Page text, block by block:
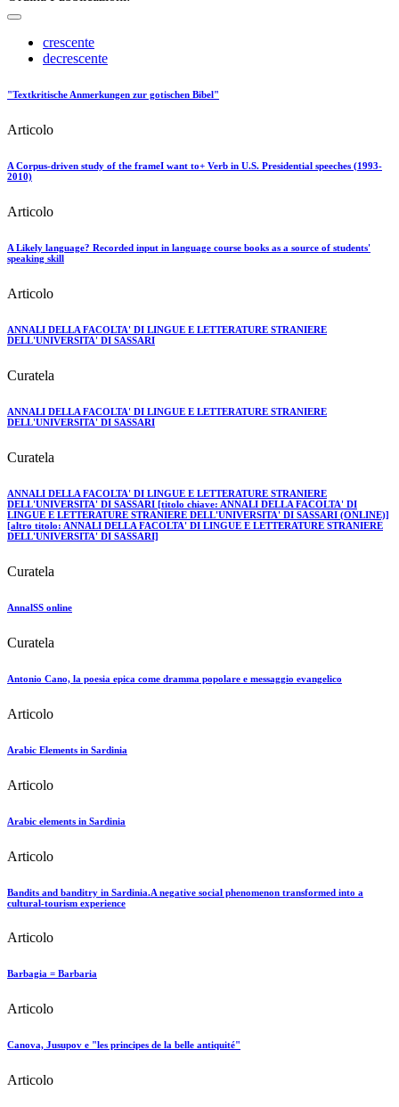
crescente
decrescente
"Textkritische Anmerkungen zur gotischen Bibel"
Articolo
A Corpus-driven study of the frameI want to+ Verb in U.S. Presidential speeches (1993-
2010)
Articolo
A Likely language? Recorded input in language course books as a source of students'
speaking skill
Articolo
ANNALI DELLA FACOLTA' DI LINGUE E LETTERATURE STRANIERE
DELL'UNIVERSITA' DI SASSARI
Curatela
ANNALI DELLA FACOLTA' DI LINGUE E LETTERATURE STRANIERE
DELL'UNIVERSITA' DI SASSARI
Curatela
ANNALI DELLA FACOLTA' DI LINGUE E LETTERATURE STRANIERE
DELL'UNIVERSITA' DI SASSARI [titolo chiave: ANNALI DELLA FACOLTA' DI
LINGUE E LETTERATURE STRANIERE DELL'UNIVERSITA' DI SASSARI (ONLINE)]
[altro titolo: ANNALI DELLA FACOLTA' DI LINGUE E LETTERATURE STRANIERE
DELL'UNIVERSITA' DI SASSARI]
Curatela
AnnalSS online
Curatela
Antonio Cano, la poesia epica come dramma popolare e messaggio evangelico
Articolo
Arabic Elements in Sardinia
Articolo
Arabic elements in Sardinia
Articolo
Bandits and banditry in Sardinia.A negative social phenomenon transformed into a
cultural-tourism experience
Articolo
Barbagia = Barbaria
Articolo
Canova, Jusupov e "les principes de la belle antiquité"
Articolo